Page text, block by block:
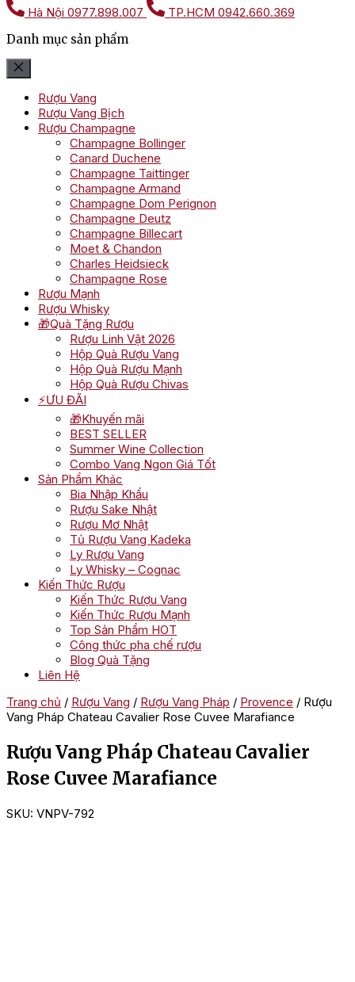
Hà Nội 0977.898.007 TP.HCM 0942.660.369
Danh mục sản phẩm
Rượu Vang
Rượu Vang Bịch
Rượu Champagne
Champagne Bollinger
Canard Duchene
Champagne Taittinger
Champagne Armand
Champagne Dom Perignon
Champagne Deutz
Champagne Billecart
Moet & Chandon
Charles Heidsieck
Champagne Rose
Rượu Mạnh
Rượu Whisky
🎁Quà Tặng Rượu
Rượu Linh Vật 2026
Hộp Quà Rượu Vang
Hộp Quà Rượu Mạnh
Hộp Quà Rượu Chivas
⚡ƯU ĐÃI
🎁Khuyến mãi
BEST SELLER
Summer Wine Collection
Combo Vang Ngon Giá Tốt
Sản Phẩm Khác
Bia Nhập Khẩu
Rượu Sake Nhật
Rượu Mơ Nhật
Tủ Rượu Vang Kadeka
Ly Rượu Vang
Ly Whisky – Cognac
Kiến Thức Rượu
Kiến Thức Rượu Vang
Kiến Thức Rượu Mạnh
Top Sản Phẩm HOT
Công thức pha chế rượu
Blog Quà Tặng
Liên Hệ
Trang chủ / Rượu Vang / Rượu Vang Pháp / Provence / Rượu
Vang Pháp Chateau Cavalier Rose Cuvee Marafiance
Rượu Vang Pháp Chateau Cavalier
Rose Cuvee Marafiance
SKU: VNPV-792